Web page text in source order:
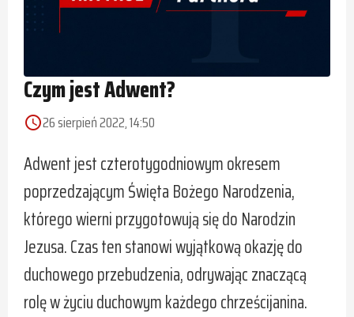
Czym jest Adwent?
access_time26 sierpień 2022, 14:50
Adwent jest czterotygodniowym okresem
poprzedzającym Święta Bożego Narodzenia,
którego wierni przygotowują się do Narodzin
Jezusa. Czas ten stanowi wyjątkową okazję do
duchowego przebudzenia, odrywając znaczącą
rolę w życiu duchowym każdego chrześcijanina.